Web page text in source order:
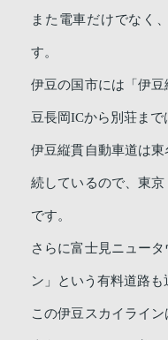
また電車だけでなく
す。
伊豆の国市には「伊
豆長岡ICから別荘まで
伊豆縦貫自動車道は
続しているので、東
です。
さらに富士見ニュー
ン」という有料道路も
この伊豆スカイライ